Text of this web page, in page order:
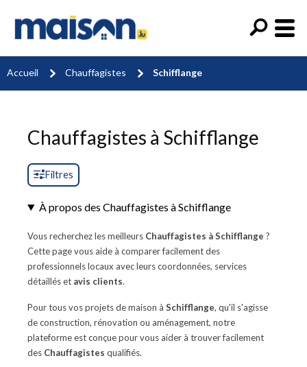
Accueil Chauffagistes Schifflange
Chauffagistes à Schifflange
Filtres
À propos des Chauffagistes à Schifflange
Vous recherchez les meilleurs Chauffagistes à Schifflange ?
Cette page vous aide à comparer facilement des
professionnels locaux avec leurs coordonnées, services
détaillés et avis clients.
Pour tous vos projets de maison à Schifflange, qu'il s'agisse
de construction, rénovation ou aménagement, notre
plateforme est conçue pour vous aider à trouver facilement
des Chauffagistes qualifiés.